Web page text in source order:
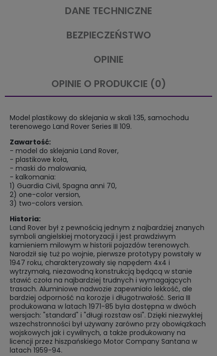
DANE TECHNICZNE
BEZPIECZEŃSTWO
OPINIE
OPINIE O PRODUKCIE (0)
Model plastikowy do sklejania w skali 1:35, samochodu
terenowego Land Rover Series III 109.
Zawartość:
- model do sklejania Land Rover,
- plastikowe koła,
- maski do malowania,
- kalkomania:
1) Guardia Civil, Spagna anni 70,
2) one-color version,
3) two-colors version.
Historia:
Land Rover był z pewnością jednym z najbardziej znanych
symboli angielskiej motoryzacji i jest prawdziwym
kamieniem milowym w historii pojazdów terenowych.
Narodził się tuż po wojnie, pierwsze prototypy powstały w
1947 roku, charakteryzowały się napędem 4x4 i
wytrzymałą, niezawodną konstrukcją będącą w stanie
stawić czoła na najbardziej trudnych i wymagających
trasach. Aluminiowe nadwozie zapewniało lekkość, ale
bardziej odporność na korozje i długotrwałość. Seria III
produkowana w latach 1971-85 była dostępna w dwóch
wersjach: "standard" i "długi rozstaw osi". Dzięki niezwykłej
wszechstronności był używany zarówno przy obowiązkach
wojskowych jak i cywilnych, a także produkowany na
licencji przez hiszpańskiego Motor Company Santana w
latach 1959-94.